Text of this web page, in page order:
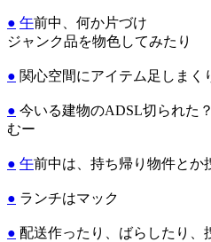
● 午前中、何か片づけ
ジャンク品を物色してみたり
● 関心空間にアイテム足しまく
● 今いる建物のADSL切られた？
むー
● 午前中は、持ち帰り物件とか
● ランチはマック
● 配送作ったり、ばらしたり、